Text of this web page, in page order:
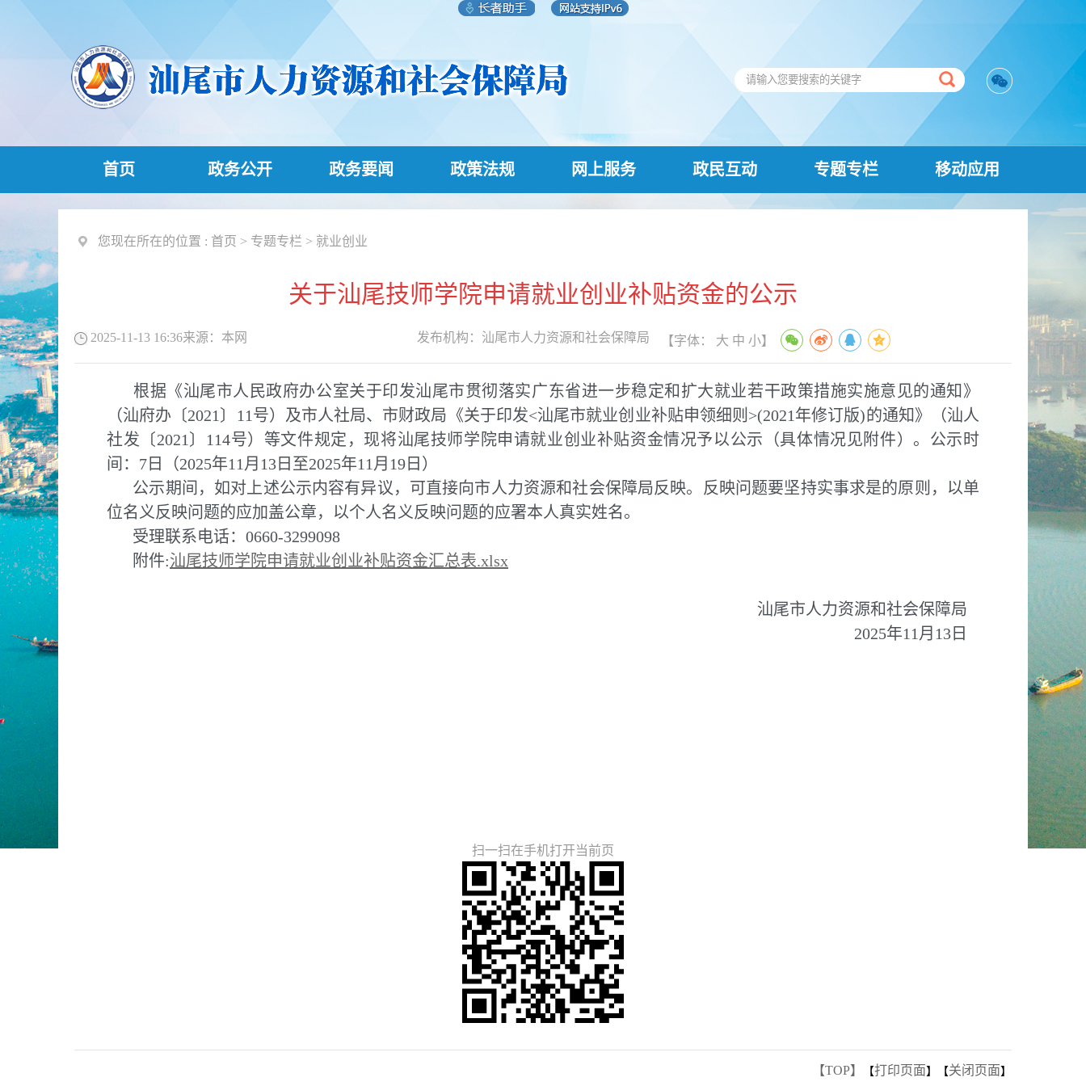
首页 政务公开 政务要闻 政策法规 网上服务 政民互动 专题专栏 移动应用
您现在所在的位置 : 首页 > 专题专栏 > 就业创业
关于汕尾技师学院申请就业创业补贴资金的公示
2025-11-13 16:36来源： 本网 发布机构： 汕尾市人力资源和社会保障局 【字体： 大 中 小】
根据《汕尾市人民政府办公室关于印发汕尾市贯彻落实广东省进一步稳定和扩大就业若干政策措施实施意见的通知》
（汕府办〔2021〕11号）及市人社局、市财政局《关于印发<汕尾市就业创业补贴申领细则>(2021年修订版)的通知》（汕人
社发〔2021〕114号）等文件规定，现将汕尾技师学院申请就业创业补贴资金情况予以公示（具体情况见附件）。公示时
间：7日（2025年11月13日至2025年11月19日）
公示期间，如对上述公示内容有异议，可直接向市人力资源和社会保障局反映。反映问题要坚持实事求是的原则，以单
位名义反映问题的应加盖公章，以个人名义反映问题的应署本人真实姓名。
受理联系电话：0660-3299098
附件:汕尾技师学院申请就业创业补贴资金汇总表.xlsx
汕尾市人力资源和社会保障局
2025年11月13日
扫一扫在手机打开当前页
【TOP】 【打印页面】【关闭页面】